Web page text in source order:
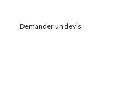
Demander un devis